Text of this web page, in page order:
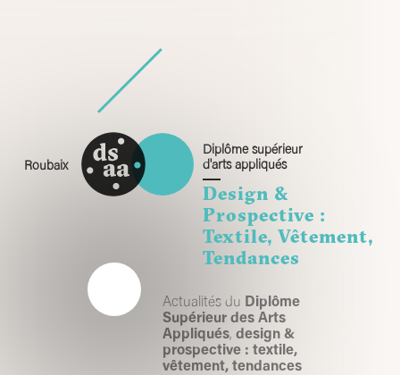
Roubaix
Diplôme supérieur
d'arts appliqués
Design &
Prospective :
Textile, Vêtement,
Tendances
Actualités du Diplôme
Supérieur des Arts
Appliqués,design &
prospective : textile,
vêtement, tendances